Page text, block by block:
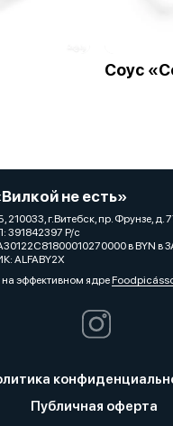
Соус
не есть»
210033, г.Витебск, пр. Фрунзе, д.
391842397 Р/с
в BYN в
ALFABY2X
на эффективном ядре
Публичная оферта